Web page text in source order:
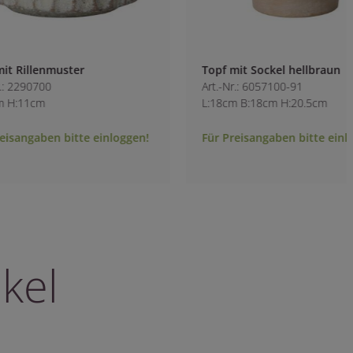
Topf mit Sockel hellbraun
Art.-Nr.: 6057100-91
L:18cm B:18cm H:20.5cm
Für Preisangaben bitte einloggen!
Antik-Schale rund
Art.-Nr.: 2291700
B:23cm H:12.5cm
Für